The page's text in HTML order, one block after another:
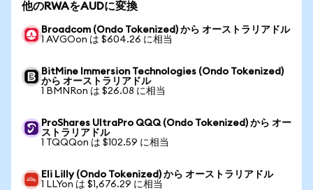
他のRWAをAUDに変換
Broadcom (Ondo Tokenized) から オーストラリアドル
1 AVGOon は $604.26 に相当
BitMine Immersion Technologies (Ondo Tokenized)
から オーストラリアドル
1 BMNRon は $26.08 に相当
ProShares UltraPro QQQ (Ondo Tokenized) から オー
ストラリアドル
1 TQQQon は $102.59 に相当
Eli Lilly (Ondo Tokenized) から オーストラリアドル
1 LLYon は $1,676.29 に相当